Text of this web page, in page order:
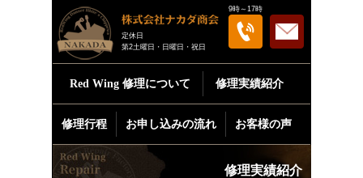
定休日
第2土曜日・日曜日・祝日
9時～17時
Red Wing 修理について 修理実績紹介
修理行程 お申し込みの流れ お客様の声
修理実績紹介